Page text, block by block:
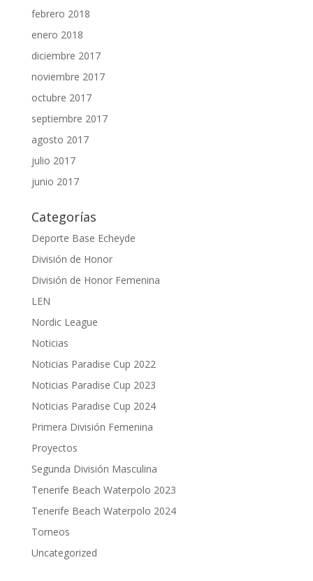
febrero 2018
enero 2018
diciembre 2017
noviembre 2017
octubre 2017
septiembre 2017
agosto 2017
julio 2017
junio 2017
Categorías
Deporte Base Echeyde
División de Honor
División de Honor Femenina
LEN
Nordic League
Noticias
Noticias Paradise Cup 2022
Noticias Paradise Cup 2023
Noticias Paradise Cup 2024
Primera División Femenina
Proyectos
Segunda División Masculina
Tenerife Beach Waterpolo 2023
Tenerife Beach Waterpolo 2024
Torneos
Uncategorized